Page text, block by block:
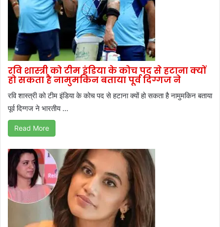
रवि शास्त्री को टीम इंडिया के कोच पद से हटाना क्यों
हो सकता है नामुमकिन बताया पूर्व दिग्गज ने
रवि शास्त्री को टीम इंडिया के कोच पद से हटाना क्यों हो सकता है नामुमकिन बताया
पूर्व दिग्गज ने भारतीय ...
Read More